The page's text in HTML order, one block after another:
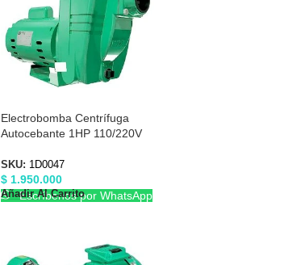
Electrobomba Centrífuga
Autocebante 1HP 110/220V
SKU: 1D0047
$1.950.000
Añadir Al Carrito
Escríbenos por WhatsApp